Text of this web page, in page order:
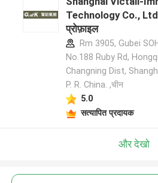
Technology Co., Ltd.
प्रोफ़ाइल
Rm 3905, Gubei
No.188 Ruby Rd,
Changning Dist,
P. R. China. ,चीन
5.0
सत्यापित प्रदायक
और देखो